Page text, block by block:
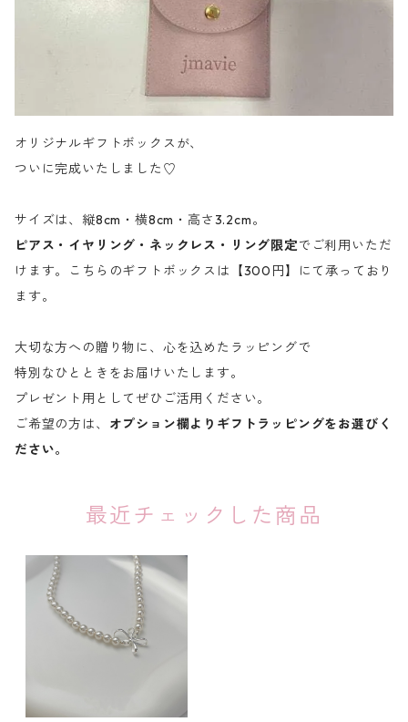
オリジナルギフトボックスが、
ついに完成いたしました♡
サイズは、縦8cm・横8cm・高さ3.2cm。
ピアス・イヤリング・ネックレス・リング限定でご利用いただ
けます。こちらのギフトボックスは【300円】にて承っており
ます。
大切な方への贈り物に、心を込めたラッピングで
特別なひとときをお届けいたします。
プレゼント用としてぜひご活用ください。
ご希望の方は、 オプション欄よりギフトラッピングをお選びく
ださい。
最近チェックした商品